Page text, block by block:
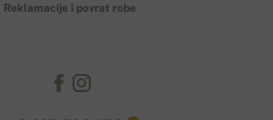
Reklamacije i povrat robe